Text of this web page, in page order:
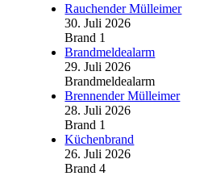
Rauchender Mülleimer
30. Juli 2026
Brand 1
Brandmeldealarm
29. Juli 2026
Brandmeldealarm
Brennender Mülleimer
28. Juli 2026
Brand 1
Küchenbrand
26. Juli 2026
Brand 4